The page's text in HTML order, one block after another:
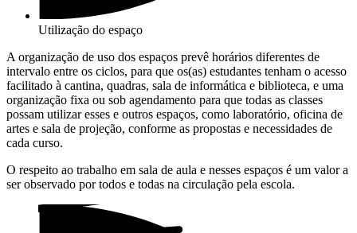
Utilização do espaço
A organização de uso dos espaços prevê horários diferentes de
intervalo entre os ciclos, para que os(as) estudantes tenham o acesso
facilitado à cantina, quadras, sala de informática e biblioteca, e uma
organização fixa ou sob agendamento para que todas as classes
possam utilizar esses e outros espaços, como laboratório, oficina de
artes e sala de projeção, conforme as propostas e necessidades de
cada curso.
O respeito ao trabalho em sala de aula e nesses espaços é um valor a
ser observado por todos e todas na circulação pela escola.